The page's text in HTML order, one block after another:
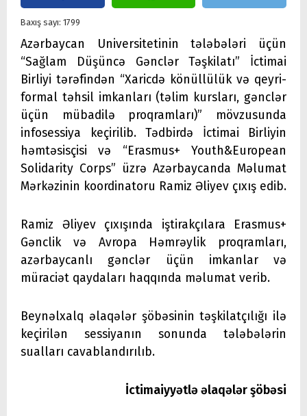
Baxış sayı: 1799
Azərbaycan Universitetinin tələbələri üçün
“Sağlam Düşüncə Gənclər Təşkilatı” İctimai
Birliyi tərəfindən “Xaricdə könüllülük və qeyri-
formal təhsil imkanları (təlim kursları, gənclər
üçün mübadilə proqramları)” mövzusunda
infosessiya keçirilib. Tədbirdə İctimai Birliyin
həmtəsisçisi və “Erasmus+ Youth&European
Solidarity Corps” üzrə Azərbaycanda Məlumat
Mərkəzinin koordinatoru Ramiz Əliyev çıxış edib.
Ramiz Əliyev çıxışında iştirakçılara Erasmus+
Gənclik və Avropa Həmrəylik proqramları,
azərbaycanlı gənclər üçün imkanlar və
müraciət qaydaları haqqında məlumat verib.
Beynəlxalq əlaqələr şöbəsinin təşkilatçılığı ilə
keçirilən sessiyanın sonunda tələbələrin
sualları cavablandırılıb.
İctimaiyyətlə əlaqələr şöbəsi